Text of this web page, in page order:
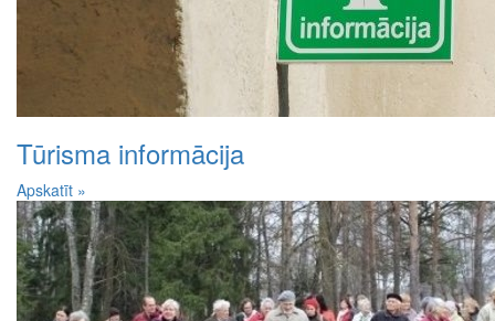
Tūrisma informācija
Apskatīt »